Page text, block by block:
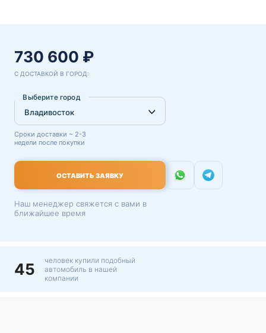
730 600 ₽
С ДОСТАВКОЙ В ГОРОД:
Выберите город
Сроки доставки ~ 2-3
недели после покупки
ОСТАВИТЬ ЗАЯВКУ
Наш менеджер свяжется с вами в
ближайшее время
45
человек купили подобный
автомобиль в нашей
компании